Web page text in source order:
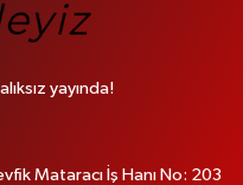
yayında!
Mataracı İş Hanı No: 203